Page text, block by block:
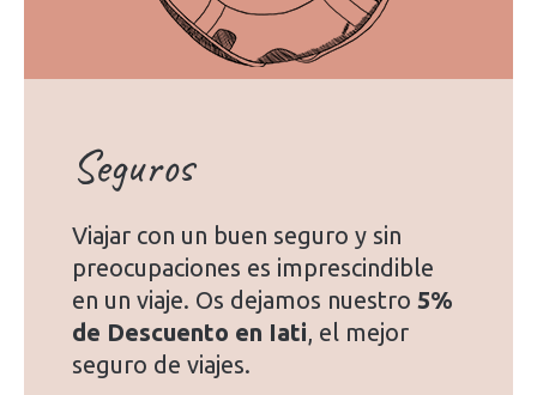
Seguros
Viajar con un buen seguro y sin
preocupaciones es imprescindible
en un viaje. Os dejamos nuestro 5%
de Descuento en Iati, el mejor
seguro de viajes.